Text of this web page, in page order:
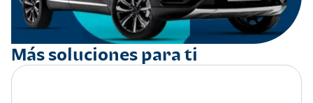
Más soluciones para ti